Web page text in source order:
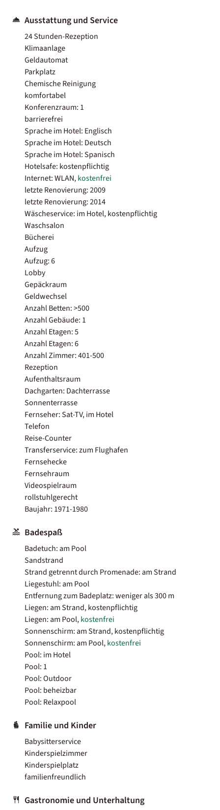
Ausstattung und Service
24 Stunden-Rezeption
Klimaanlage
Geldautomat
Parkplatz
Chemische Reinigung
komfortabel
Konferenzraum: 1
barrierefrei
Sprache im Hotel: Englisch
Sprache im Hotel: Deutsch
Sprache im Hotel: Spanisch
Hotelsafe: kostenpflichtig
Internet: WLAN,kostenfrei
letzte Renovierung: 2009
letzte Renovierung: 2014
Wäscheservice: im Hotel, kostenpflichtig
Waschsalon
Bücherei
Aufzug
Aufzug: 6
Lobby
Gepäckraum
Geldwechsel
Anzahl Betten: >500
Anzahl Gebäude: 1
Anzahl Etagen: 5
Anzahl Etagen: 6
Anzahl Zimmer: 401-500
Rezeption
Aufenthaltsraum
Dachgarten: Dachterrasse
Sonnenterrasse
Fernseher: Sat-TV, im Hotel
Telefon
Reise-Counter
Transferservice: zum Flughafen
Fernsehecke
Fernsehraum
Videospielraum
rollstuhlgerecht
Baujahr: 1971-1980
Badespaß
Badetuch: am Pool
Sandstrand
Strand getrennt durch Promenade: am Strand
Liegestuhl: am Pool
Entfernung zum Badeplatz: weniger als 300 m
Liegen: am Strand, kostenpflichtig
Liegen: am Pool,kostenfrei
Sonnenschirm: am Strand, kostenpflichtig
Sonnenschirm: am Pool,kostenfrei
Pool: im Hotel
Pool: 1
Pool: Outdoor
Pool: beheizbar
Pool: Relaxpool
Familie und Kinder
Babysitterservice
Kinderspielzimmer
Kinderspielplatz
familienfreundlich
Gastronomie und Unterhaltung